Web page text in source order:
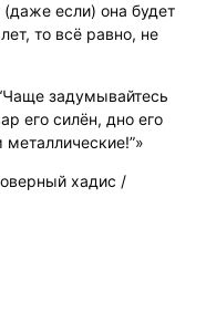
если) она будет
то всё равно, не
задумывайтесь
его силён, дно его
хадис /